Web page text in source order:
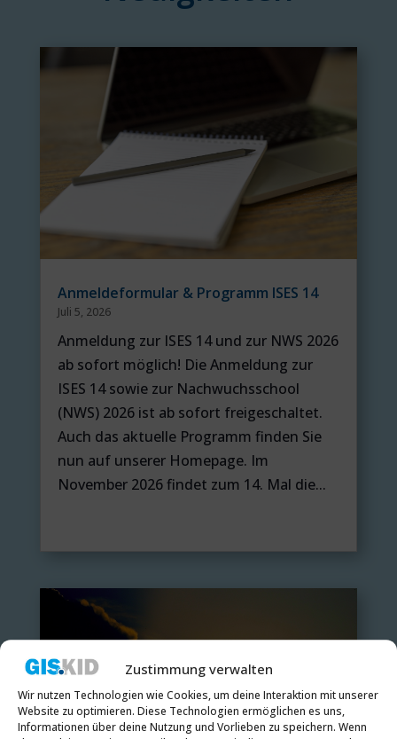
Zustimmung verwalten
Wir nutzen Technologien wie Cookies, um deine Interaktion mit unserer
Website zu optimieren. Diese Technologien ermöglichen es uns,
Informationen über deine Nutzung und Vorlieben zu speichern. Wenn
Anmeldeformular & Programm ISES 14
Juli 5, 2026
Anmeldung zur ISES 14 und zur NWS 2026
ab sofort möglich! Die Anmeldung zur
ISES 14 sowie zur Nachwuchsschool
(NWS) 2026 ist ab sofort freigeschaltet.
Auch das aktuelle Programm finden Sie
nun auf unserer Homepage. Im
November 2026 findet zum 14. Mal die...